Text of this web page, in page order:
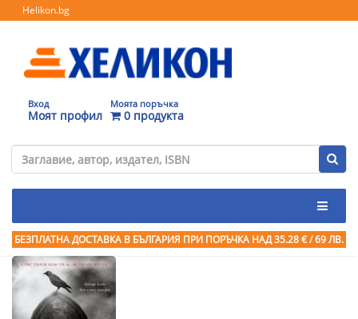
Helikon.bg
Вход
Моят профил
Моята поръчка
0 продукта
БЕЗПЛАТНА ДОСТАВКА В БЪЛГАРИЯ ПРИ ПОРЪЧКА НАД 35.28 € / 69 ЛВ.